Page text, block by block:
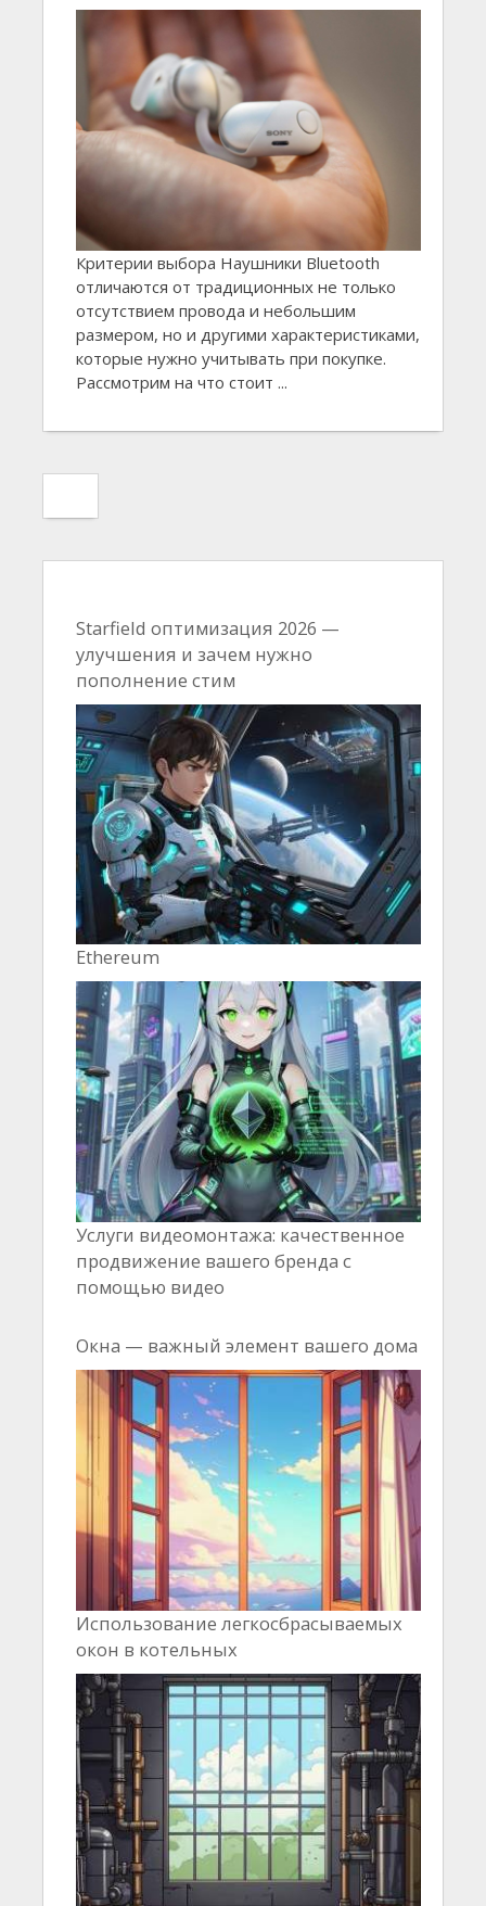
Критерии выбора Наушники Bluetooth
отличаются от традиционных не только
отсутствием провода и небольшим
размером, но и другими характеристиками,
которые нужно учитывать при покупке.
Рассмотрим на что стоит ...
Starfield оптимизация 2026 —
улучшения и зачем нужно
пополнение стим
Ethereum
Услуги видеомонтажа: качественное
продвижение вашего бренда с
помощью видео
Окна — важный элемент вашего дома
Использование легкосбрасываемых
окон в котельных